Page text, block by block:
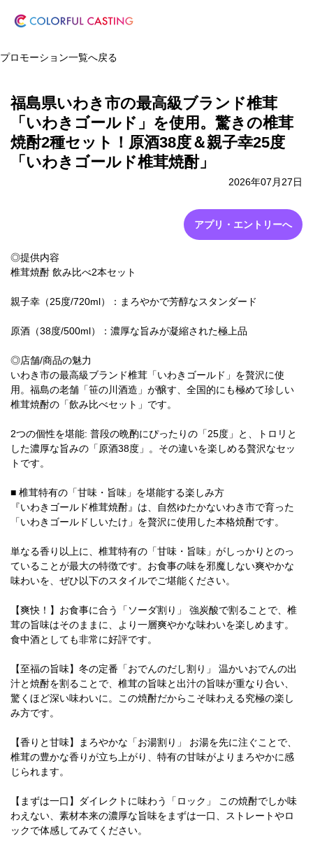
プロモーション一覧へ戻る
福島県いわき市の最高級ブランド椎茸
「いわきゴールド」を使用。驚きの椎茸
焼酎2種セット！原酒38度＆親子幸25度
「いわきゴールド椎茸焼酎」
2026年07月27日
アプリ・エントリーへ
◎提供内容
椎茸焼酎 飲み比べ2本セット
親子幸（25度/720ml）：まろやかで芳醇なスタンダード
原酒（38度/500ml）：濃厚な旨みが凝縮された極上品
◎店舗/商品の魅力
いわき市の最高級ブランド椎茸「いわきゴールド」を贅沢に使
用。福島の老舗「笹の川酒造」が醸す、全国的にも極めて珍しい
椎茸焼酎の「飲み比べセット」です。
2つの個性を堪能: 普段の晩酌にぴったりの「25度」と、トロリと
した濃厚な旨みの「原酒38度」。その違いを楽しめる贅沢なセッ
トです。
■ 椎茸特有の「甘味・旨味」を堪能する楽しみ方
『いわきゴールド椎茸焼酎』は、自然ゆたかないわき市で育った
「いわきゴールドしいたけ」を贅沢に使用した本格焼酎です。
単なる香り以上に、椎茸特有の「甘味・旨味」がしっかりとのっ
ていることが最大の特徴です。お食事の味を邪魔しない爽やかな
味わいを、ぜひ以下のスタイルでご堪能ください。
【爽快！】お食事に合う「ソーダ割り」 強炭酸で割ることで、椎
茸の旨味はそのままに、より一層爽やかな味わいを楽しめます。
食中酒としても非常に好評です。
【至福の旨味】冬の定番「おでんのだし割り」 温かいおでんの出
汁と焼酎を割ることで、椎茸の旨味と出汁の旨味が重なり合い、
驚くほど深い味わいに。この焼酎だからこそ味わえる究極の楽し
み方です。
【香りと甘味】まろやかな「お湯割り」 お湯を先に注ぐことで、
椎茸の豊かな香りが立ち上がり、特有の甘味がよりまろやかに感
じられます。
【まずは一口】ダイレクトに味わう「ロック」 この焼酎でしか味
わえない、素材本来の濃厚な旨味をまずは一口、ストレートやロ
ックで体感してみてください。